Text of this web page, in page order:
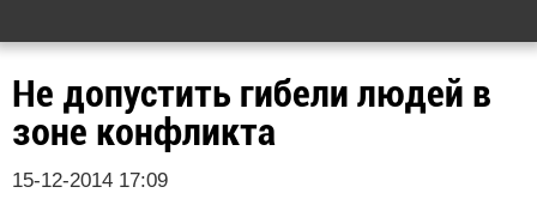
Не допустить гибели людей в
зоне конфликта
15-12-2014 17:09